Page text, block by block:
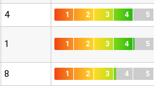
4 1 2 3 4 5
1 1 2 3 4 5
8 1 2 3 4 5